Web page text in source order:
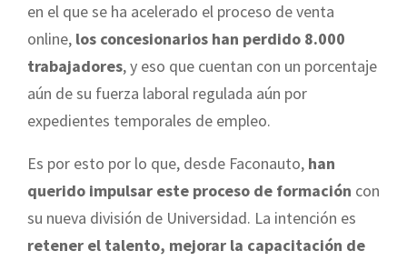
en el que se ha acelerado el proceso de venta
online, los concesionarios han perdido 8.000
trabajadores, y eso que cuentan con un porcentaje
aún de su fuerza laboral regulada aún por
expedientes temporales de empleo.
Es por esto por lo que, desde Faconauto, han
querido impulsar este proceso de formación con
su nueva división de Universidad. La intención es
retener el talento, mejorar la capacitación de